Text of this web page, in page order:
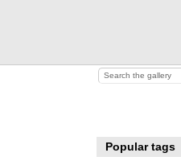
Popular tags